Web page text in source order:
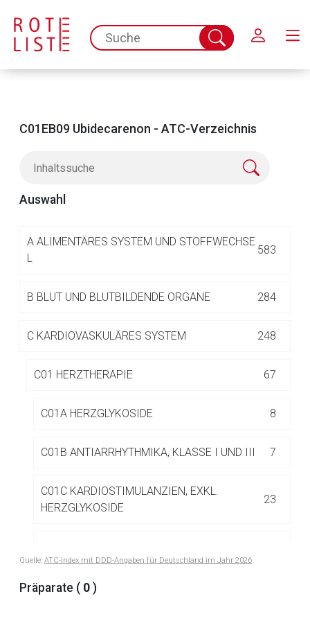
spc.search.input.placeholder
Suche
abschicken
C01EB09 Ubidecarenon - ATC-Verzeichnis
Auswahl
A ALIMENTÄRES SYSTEM UND STOFFWECHSE
L
583
B BLUT UND BLUTBILDENDE ORGANE 284
C KARDIOVASKULÄRES SYSTEM 248
C01 HERZTHERAPIE 67
C01A HERZGLYKOSIDE 8
C01B ANTIARRHYTHMIKA, KLASSE I UND III 7
C01C KARDIOSTIMULANZIEN, EXKL.
HERZGLYKOSIDE
23
EINGESETZTE VASODILATATOREN
Quelle: ATC-Index mit DDD-Angaben für Deutschland im Jahr 2026
Präparate ( 0 )
Aufruf einer externen Seite
Seite. Für die Inhalte der externen Web-Seite ist deren
Datenschutzbestimmungen.
Zurück zur rote-liste.de Zur Seite